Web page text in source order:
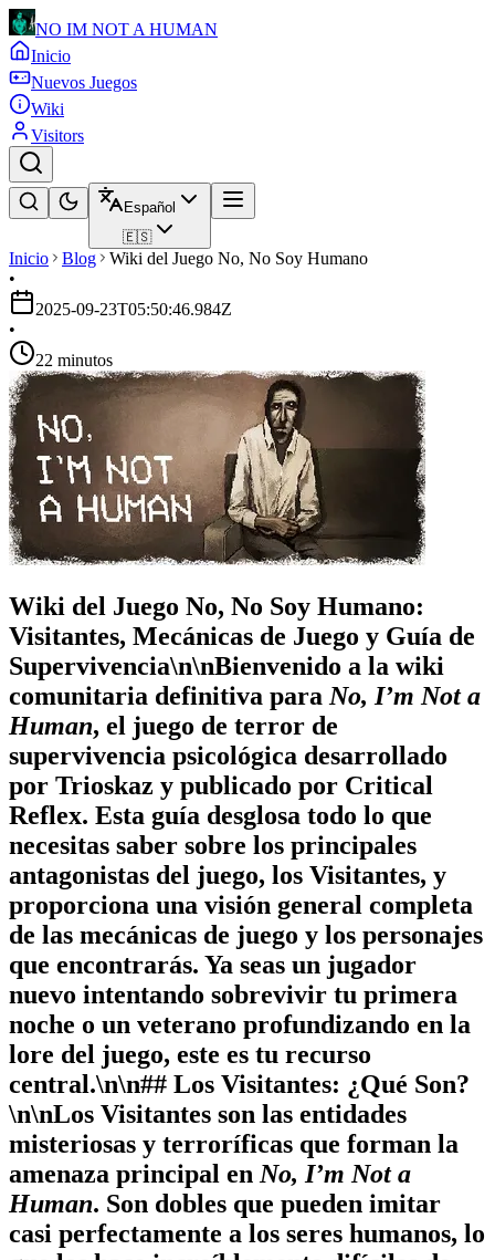
NO IM NOT A HUMAN
Inicio
Nuevos Juegos
Wiki
Visitors
Español
🇪🇸
Inicio Blog
Wiki del Juego No, No Soy Humano
•
2025-09-23T05:50:46.984Z
•
22 minutos
Wiki del Juego No, No Soy Humano:
Visitantes, Mecánicas de Juego y Guía de
Supervivencia\n\nBienvenido a la wiki
comunitaria definitiva para No, I’m Not a
Human, el juego de terror de
supervivencia psicológica desarrollado
por Trioskaz y publicado por Critical
Reflex. Esta guía desglosa todo lo que
necesitas saber sobre los principales
antagonistas del juego, los Visitantes, y
proporciona una visión general completa
de las mecánicas de juego y los personajes
que encontrarás. Ya seas un jugador
nuevo intentando sobrevivir tu primera
noche o un veterano profundizando en la
lore del juego, este es tu recurso
central.\n\n## Los Visitantes: ¿Qué Son?
\n\nLos Visitantes son las entidades
misteriosas y terroríficas que forman la
amenaza principal en No, I’m Not a
Human. Son dobles que pueden imitar
casi perfectamente a los seres humanos, lo